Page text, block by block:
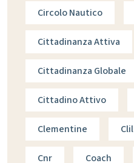
Circolo Nautico
Cittadinanza Attiva
Cittadinanza Globale
Cittadino Attivo
Clementine Clil
Cnr Coach